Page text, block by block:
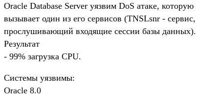
Oracle Database Server уязвим DoS атаке, которую
вызывает один из его сервисов (TNSLsnr - сервис,
прослушивающий входящие сессии базы данных).
Результат
- 99% загрузка CPU.
Системы уязвимы:
Oracle 8.0